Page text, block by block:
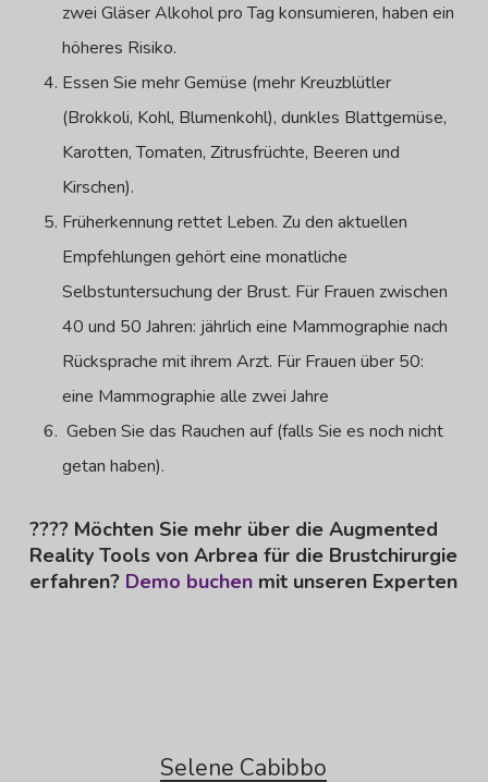
zwei Gläser Alkohol pro Tag konsumieren, haben ein
höheres Risiko.
Essen Sie mehr Gemüse (mehr Kreuzblütler
(Brokkoli, Kohl, Blumenkohl), dunkles Blattgemüse,
Karotten, Tomaten, Zitrusfrüchte, Beeren und
Kirschen).
Früherkennung rettet Leben. Zu den aktuellen
Empfehlungen gehört eine monatliche
Selbstuntersuchung der Brust. Für Frauen zwischen
40 und 50 Jahren: jährlich eine Mammographie nach
Rücksprache mit ihrem Arzt. Für Frauen über 50:
eine Mammographie alle zwei Jahre
Geben Sie das Rauchen auf (falls Sie es noch nicht
getan haben).
???? Möchten Sie mehr über die Augmented
Reality Tools von Arbrea für die Brustchirurgie
erfahren? Demo buchenmit unseren Experten
Selene Cabibbo